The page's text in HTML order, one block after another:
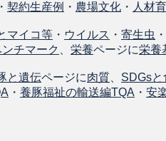
・ 契約生産例 ・ 農場文化 ・ 人材
マイコ等 ・ ウイルス ・ 寄生虫 ・
チマーク 栄養ページに栄養
と遺伝ページに肉質 SDGsと
・ 養豚福祉の輸送編TQA ・ 安